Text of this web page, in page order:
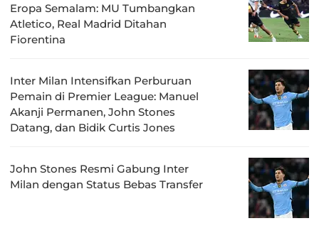
Eropa Semalam: MU Tumbangkan
Atletico, Real Madrid Ditahan
Fiorentina
Inter Milan Intensifkan Perburuan
Pemain di Premier League: Manuel
Akanji Permanen, John Stones
Datang, dan Bidik Curtis Jones
John Stones Resmi Gabung Inter
Milan dengan Status Bebas Transfer